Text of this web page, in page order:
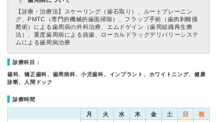
【診療・治療法】 スケーリング（歯石取り）、ルートプレーニン
グ、PMTC（専門的機械的歯面掃除）、フラップ手術（歯肉剥離掻
爬術）による歯周病の外科治療、エムドゲイン（歯周組織再生療
法）、重度歯周病による抜歯、ローカルドラッグデリバリーシステ
ムによる歯周病治療
診療科目：
歯科、矯正歯科、歯周病科、小児歯科、インプラント、ホワイトニング、健康
診断、人間ドック
診療時間
月 火 水 木 金 土 日 祝